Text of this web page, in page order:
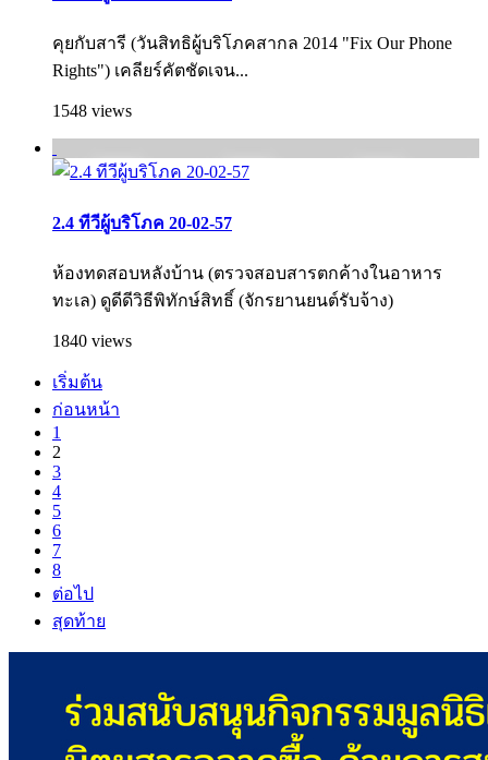
คุยกับสารี (วันสิทธิผู้บริโภคสากล 2014 "Fix Our Phone
Rights") เคลียร์คัตชัดเจน...
1548 views
2.4 ทีวีผู้บริโภค 20-02-57
ห้องทดสอบหลังบ้าน (ตรวจสอบสารตกค้างในอาหาร
ทะเล) ดูดีดีวิธีพิทักษ์สิทธิ์ (จักรยานยนต์รับจ้าง)
1840 views
เริ่มต้น
ก่อนหน้า
1
2
3
4
5
6
7
8
ต่อไป
สุดท้าย